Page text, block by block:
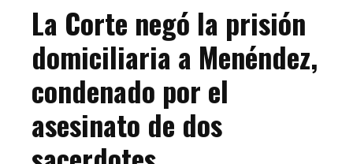
La Corte negó la prisión
domiciliaria a Menéndez,
condenado por el
asesinato de dos